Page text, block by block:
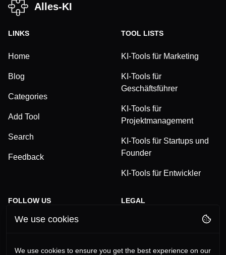
Alles-KI
LINKS
Home
Blog
Categories
Add Tool
Search
Feedback
TOOL LISTS
KI-Tools für Marketing
KI-Tools für
Geschäftsführer
KI-Tools für
Projektmanagement
KI-Tools für Startups und
Founder
KI-Tools für Entwickler
FOLLOW US
TikTok
LEGAL
We use cookies
We use cookies to ensure you get the best experience on our